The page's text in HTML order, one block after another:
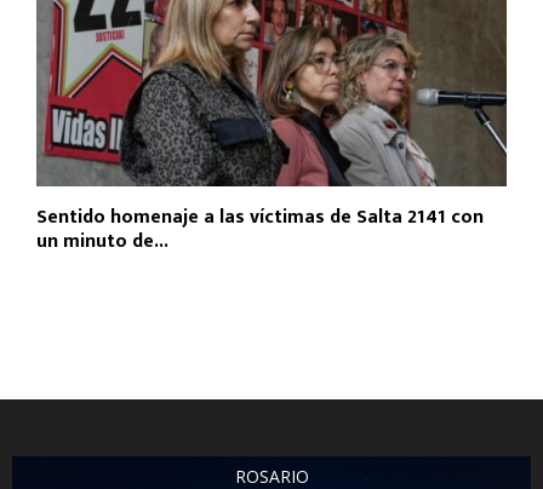
Sentido homenaje a las víctimas de Salta 2141 con
un minuto de...
ROSARIO